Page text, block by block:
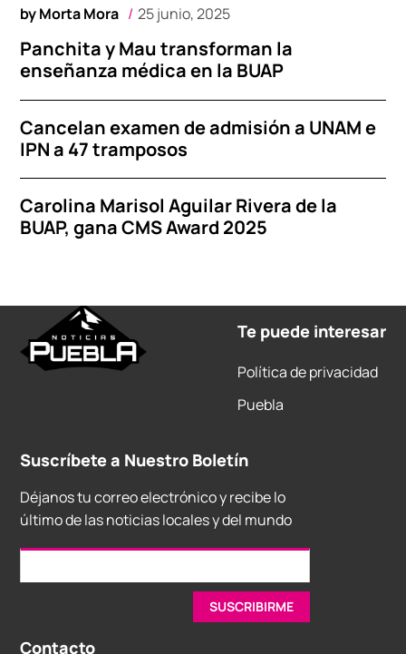
byMorta Mora 25 junio, 2025
Panchita y Mau transforman la
enseñanza médica en la BUAP
Cancelan examen de admisión a UNAM e
IPN a 47 tramposos
Carolina Marisol Aguilar Rivera de la
BUAP, gana CMS Award 2025
Te puede interesar
Política de privacidad
Puebla
Suscríbete a Nuestro Boletín
Déjanos tu correo electrónico y recibe lo
último de las noticias locales y del mundo
Contacto